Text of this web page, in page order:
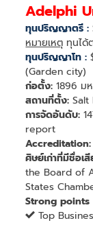
Adelphi
ทุนปริญญาตรี :
หมายเหตุ ทุนได้
ทุนปริญญาโท :
(Garden city)
ก่อตั้ง: 1896 ม
สถานที่ตั้ง: Salt
การจัดอันดับ:
report
Accreditation:
ศิษย์เก่าที่มีชื่อเ
the Board of
States
Strong points
Top